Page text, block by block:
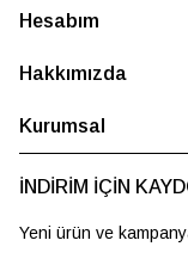
Hesabım
Hakkımızda
Kurumsal
İNDİRİM İÇİN
Yeni ürün ve